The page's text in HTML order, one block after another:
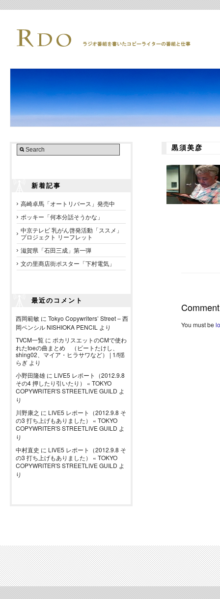
新着記事
高崎卓馬「オートリバース」発売中
ポッキー「何本分話そうかな」
中京テレビ 乳がん啓発活動「ススメ」
プロジェクト リーフレット
滋賀県「石田三成」第一弾
文の里商店街ポスター「下村電気」
最近のコメント
西岡範敏 に Tokyo Copywriters’ Street – 西
岡ペンシル NISHIOKA PENCIL より
TVCM一覧 に ポカリスエットのCMで使わ
れたtoeの曲まとめ （ビートたけし、
shing02、マイア・ヒラサワなど） | 1/f揺
らぎ より
小野田隆雄 に LIVE5 レポート（2012.9.8
その4 押したり引いたり） « TOKYO
COPYWRITER'S STREETLIVE GUILD よ
り
川野康之 に LIVE5 レポート（2012.9.8 そ
の3 打ち上げもありました） « TOKYO
COPYWRITER'S STREETLIVE GUILD よ
り
中村直史 に LIVE5 レポート（2012.9.8 そ
の3 打ち上げもありました） « TOKYO
COPYWRITER'S STREETLIVE GUILD よ
り
黒須美彦
Comment
You must be